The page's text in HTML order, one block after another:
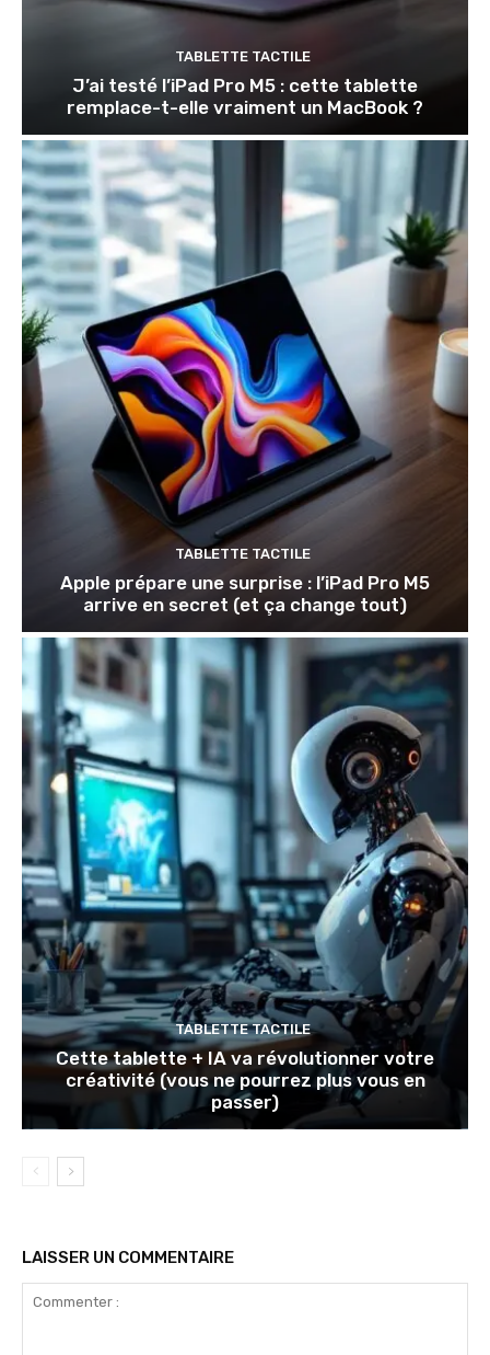
TABLETTE TACTILE
J’ai testé l’iPad Pro M5 : cette tablette
remplace-t-elle vraiment un MacBook ?
TABLETTE TACTILE
Apple prépare une surprise : l’iPad Pro M5
arrive en secret (et ça change tout)
TABLETTE TACTILE
Cette tablette + IA va révolutionner votre
créativité (vous ne pourrez plus vous en
passer)
LAISSER UN COMMENTAIRE